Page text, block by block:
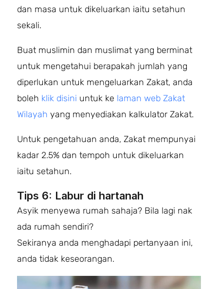
dan masa untuk dikeluarkan iaitu setahun
sekali.
Buat muslimin dan muslimat yang berminat
untuk mengetahui berapakah jumlah yang
diperlukan untuk mengeluarkan Zakat, anda
boleh klik disini untuk ke laman web Zakat
Wilayah yang menyediakan kalkulator Zakat.
Untuk pengetahuan anda, Zakat mempunyai
kadar 2.5% dan tempoh untuk dikeluarkan
iaitu setahun.
Tips 6: Labur di hartanah
Asyik menyewa rumah sahaja? Bila lagi nak
ada rumah sendiri?
Sekiranya anda menghadapi pertanyaan ini,
anda tidak keseorangan.